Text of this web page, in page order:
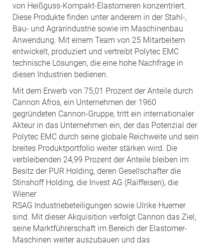
von Heißguss-Kompakt-Elastomeren konzentriert.
Diese Produkte finden unter anderem in der Stahl-,
Bau- und Agrarindustrie sowie im Maschinenbau
Anwendung. Mit einem Team von 25 Mitarbeitern
entwickelt, produziert und vertreibt Polytec EMC
technische Lösungen, die eine hohe Nachfrage in
diesen Industrien bedienen.
Mit dem Erwerb von 75,01 Prozent der Anteile durch
Cannon Afros, ein Unternehmen der 1960
gegründeten Cannon-Gruppe, tritt ein internationaler
Akteur in das Unternehmen ein, der das Potenzial der
Polytec EMC durch seine globale Reichweite und sein
breites Produktportfolio weiter stärken wird. Die
verbleibenden 24,99 Prozent der Anteile bleiben im
Besitz der PUR Holding, deren Gesellschafter die
Stinshoff Holding, die Invest AG (Raiffeisen), die
Wiener
RSAG Industriebeteiligungen sowie Ulrike Huemer
sind. Mit dieser Akquisition verfolgt Cannon das Ziel,
seine Marktführerschaft im Bereich der Elastomer-
Maschinen weiter auszubauen und das